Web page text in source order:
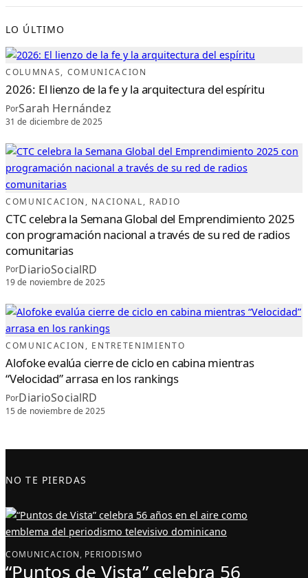
LO ÚLTIMO
COLUMNAS, COMUNICACION
2026: El lienzo de la fe y la arquitectura del espíritu
PorSarah Hernández
31 de diciembre de 2025
COMUNICACION , NACIONAL, RADIO
CTC celebra la Semana Global del Emprendimiento 2025
con programación nacional a través de su red de radios
comunitarias
PorDiarioSocialRD
19 de noviembre de 2025
COMUNICACION , ENTRETENIMIENTO
Alofoke evalúa cierre de ciclo en cabina mientras
“Velocidad” arrasa en los rankings
PorDiarioSocialRD
15 de noviembre de 2025
NO TE PIERDAS
COMUNICACION, PERIODISMO
“Puntos de Vista” celebra 56